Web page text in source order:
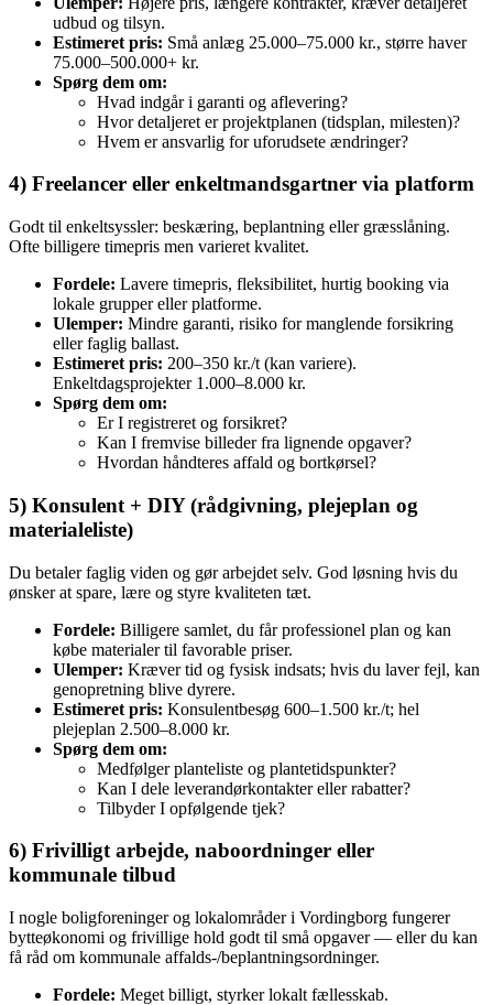
udbud og tilsyn.
Estimeret pris: Små anlæg 25.000–75.000 kr., større haver
75.000–500.000+ kr.
Spørg dem om:
Hvad indgår i garanti og aflevering?
Hvor detaljeret er projektplanen (tidsplan, milesten)?
Hvem er ansvarlig for uforudsete ændringer?
4) Freelancer eller enkeltmandsgartner via platform
Godt til enkeltsyssler: beskæring, beplantning eller græsslåning.
Ofte billigere timepris men varieret kvalitet.
Fordele: Lavere timepris, fleksibilitet, hurtig booking via
lokale grupper eller platforme.
Ulemper: Mindre garanti, risiko for manglende forsikring
eller faglig ballast.
Estimeret pris: 200–350 kr./t (kan variere).
Enkeltdagsprojekter 1.000–8.000 kr.
Spørg dem om:
Er I registreret og forsikret?
Kan I fremvise billeder fra lignende opgaver?
Hvordan håndteres affald og bortkørsel?
5) Konsulent + DIY (rådgivning, plejeplan og
materialeliste)
Du betaler faglig viden og gør arbejdet selv. God løsning hvis du
ønsker at spare, lære og styre kvaliteten tæt.
Fordele: Billigere samlet, du får professionel plan og kan
købe materialer til favorable priser.
Ulemper: Kræver tid og fysisk indsats; hvis du laver fejl, kan
genopretning blive dyrere.
Estimeret pris: Konsulentbesøg 600–1.500 kr./t; hel
plejeplan 2.500–8.000 kr.
Spørg dem om:
Medfølger planteliste og plantetidspunkter?
Kan I dele leverandørkontakter eller rabatter?
Tilbyder I opfølgende tjek?
6) Frivilligt arbejde, naboordninger eller
kommunale tilbud
I nogle boligforeninger og lokalområder i Vordingborg fungerer
bytteøkonomi og frivillige hold godt til små opgaver — eller du kan
få råd om kommunale affalds‑/beplantningsordninger.
Fordele: Meget billigt, styrker lokalt fællesskab.